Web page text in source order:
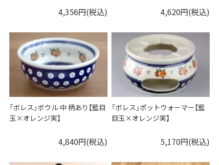
4,356円(税込) 4,620円(税込)
「ボレス」ボウル 中 柄あり【藍目
玉×オレンジ実】
4,840円(税込)
「ボレス」ポットウォーマー【藍
目玉×オレンジ実】
5,170円(税込)